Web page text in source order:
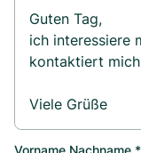
Vorname Nachname *